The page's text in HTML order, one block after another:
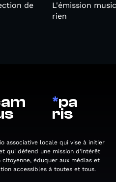
de
L'émission
rien
*pa
ris
associative locale qui vise à initier
qui défend une mission d'intérêt
éduquer aux médias et
accessibles à toutes et tous.